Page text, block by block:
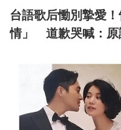
台語歌后慟別摯愛
情」 道歉哭喊：原